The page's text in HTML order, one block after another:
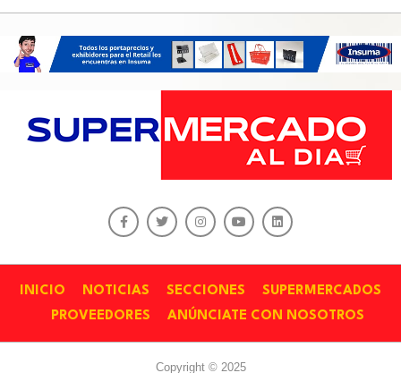
INICIO NOTICIAS SECCIONES
SUPERMERCADOS
PROVEEDORES
ANÚNCIATE CON NOSOTROS
Copyright © 2025